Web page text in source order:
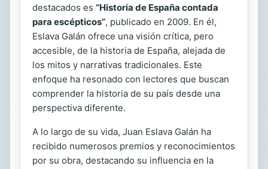
destacados es “Historia de España contada
para escépticos”, publicado en 2009. En él,
Eslava Galán ofrece una visión crítica, pero
accesible, de la historia de España, alejada de
los mitos y narrativas tradicionales. Este
enfoque ha resonado con lectores que buscan
comprender la historia de su país desde una
perspectiva diferente.
A lo largo de su vida, Juan Eslava Galán ha
recibido numerosos premios y reconocimientos
por su obra, destacando su influencia en la